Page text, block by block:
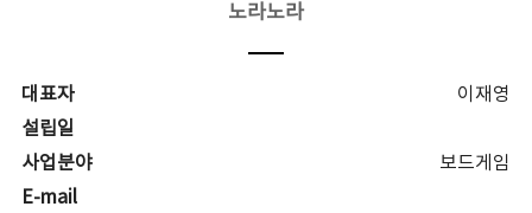
노라노라
대표자
이재영
설립일
사업분야
보드게임
E-mail